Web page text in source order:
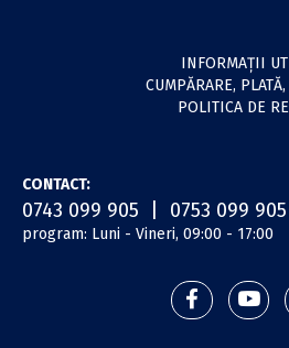
INFORMAŢII
CUMPĂRARE,
POLITICA DE
CONTACT:
0743 099 905 | 0753 099 905
program: Luni - Vineri, 09:00 - 17:00